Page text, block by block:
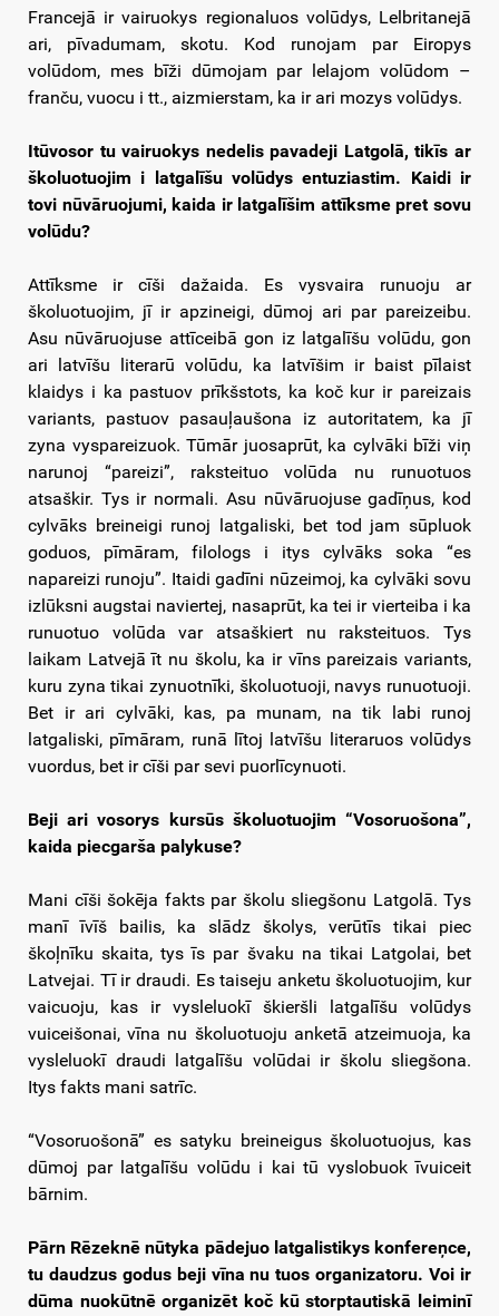
Francejā ir vairuokys regionaluos volūdys, Lelbritanejā
ari, pīvadumam, skotu. Kod runojam par Eiropys
volūdom, mes bīži dūmojam par lelajom volūdom –
franču, vuocu i tt., aizmierstam, ka ir ari mozys volūdys.
Itūvosor tu vairuokys nedelis pavadeji Latgolā, tikīs ar
školuotuojim i latgalīšu volūdys entuziastim. Kaidi ir
tovi nūvāruojumi, kaida ir latgalīšim attīksme pret sovu
volūdu?
Attīksme ir cīši dažaida. Es vysvaira runuoju ar
školuotuojim, jī ir apzineigi, dūmoj ari par pareizeibu.
Asu nūvāruojuse attīceibā gon iz latgalīšu volūdu, gon
ari latvīšu literarū volūdu, ka latvīšim ir baist pīlaist
klaidys i ka pastuov prīkšstots, ka koč kur ir pareizais
variants, pastuov pasauļaušona iz autoritatem, ka jī
zyna vyspareizuok. Tūmār juosaprūt, ka cylvāki bīži viņ
narunoj “pareizi”, raksteituo volūda nu runuotuos
atsaškir. Tys ir normali. Asu nūvāruojuse gadīņus, kod
cylvāks breineigi runoj latgaliski, bet tod jam sūpluok
goduos, pīmāram, filologs i itys cylvāks soka “es
napareizi runoju”. Itaidi gadīni nūzeimoj, ka cylvāki sovu
izlūksni augstai naviertej, nasaprūt, ka tei ir vierteiba i ka
runuotuo volūda var atsaškiert nu raksteituos. Tys
laikam Latvejā īt nu školu, ka ir vīns pareizais variants,
kuru zyna tikai zynuotnīki, školuotuoji, navys runuotuoji.
Bet ir ari cylvāki, kas, pa munam, na tik labi runoj
latgaliski, pīmāram, runā lītoj latvīšu literaruos volūdys
vuordus, bet ir cīši par sevi puorlīcynuoti.
Beji ari vosorys kursūs školuotuojim “Vosoruošona”,
kaida piecgarša palykuse?
Mani cīši šokēja fakts par školu sliegšonu Latgolā. Tys
manī īvīš bailis, ka slādz školys, verūtīs tikai piec
škoļnīku skaita, tys īs par švaku na tikai Latgolai, bet
Latvejai. Tī ir draudi. Es taiseju anketu školuotuojim, kur
vaicuoju, kas ir vysleluokī škieršli latgalīšu volūdys
vuiceišonai, vīna nu školuotuoju anketā atzeimuoja, ka
vysleluokī draudi latgalīšu volūdai ir školu sliegšona.
Itys fakts mani satrīc.
“Vosoruošonā” es satyku breineigus školuotuojus, kas
dūmoj par latgalīšu volūdu i kai tū vyslobuok īvuiceit
bārnim.
Pārn Rēzeknē nūtyka pādejuo latgalistikys konfereņce,
tu daudzus godus beji vīna nu tuos organizatoru. Voi ir
dūma nuokūtnē organizēt koč kū storptautiskā leiminī